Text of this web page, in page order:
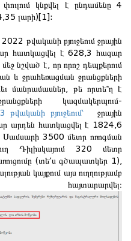
կնքվել է ընդամենը 4
լարի)[1]:
թվականի բյուջեում ջրային
հատկացվել է 628,3 հազար
նշված է, որ որոշ դեպքերում
և ջրահեռացման ջրանցքների
մանրամասներ, թե որտե՞ղ է
կազմակերպում-
թվականի բյուջեում՝ ջրային
արդեն հատկացվել է 1824,6
Սամսարի 3500 մետր ոռոգման
Դիլիսկայում 320 մետր
(տե՛ս գծապատկեր 1),
կայքում այս ուղղությամբ
հայտարարվել։